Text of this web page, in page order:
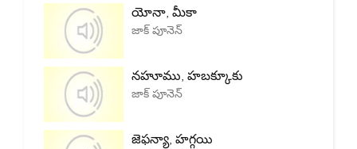
యోనా, మీకా
జాక్ పూనెన్
నహూము, హబక్కూకు
జాక్ పూనెన్
జెఫన్యా, హగ్గయి